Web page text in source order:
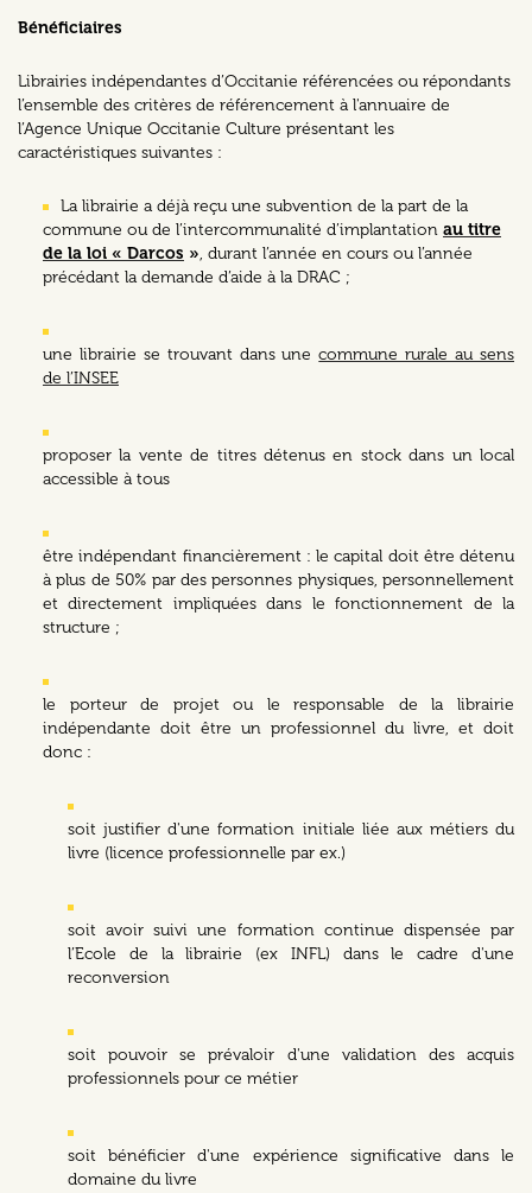
Bénéficiaires
Librairies indépendantes d’Occitanie référencées ou répondants
l’ensemble des critères de référencement à l'annuaire de
l’Agence Unique Occitanie Culture présentant les
caractéristiques suivantes :
La librairie a déjà reçu une subvention de la part de la
commune ou de l’intercommunalité d’implantation au titre
de la loi « Darcos », durant l’année en cours ou l’année
précédant la demande d’aide à la DRAC ;
une librairie se trouvant dans unecommune rurale au sens
de l’INSEE
proposer la vente de titres détenus en stock dans un local
accessible à tous
être indépendant financièrement : le capital doit être détenu
à plus de 50% par des personnes physiques, personnellement
et directement impliquées dans le fonctionnement de la
structure ;
le porteur de projet ou le responsable de la librairie
indépendante doit être un professionnel du livre, et doit
donc :
soit justifier d'une formation initiale liée aux métiers du
livre (licence professionnelle par ex.)
soit avoir suivi une formation continue dispensée par
l’Ecole de la librairie (ex INFL) dans le cadre d'une
reconversion
soit pouvoir se prévaloir d'une validation des acquis
professionnels pour ce métier
soit bénéficier d'une expérience significative dans le
domaine du livre